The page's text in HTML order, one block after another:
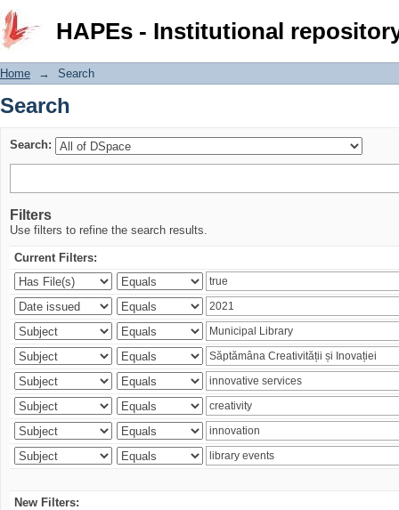
HAPEs - Institutional
Search
Home → Search
Search
Search:
Filters
Use filters to refine the search results.
Current Filters:
New Filters: